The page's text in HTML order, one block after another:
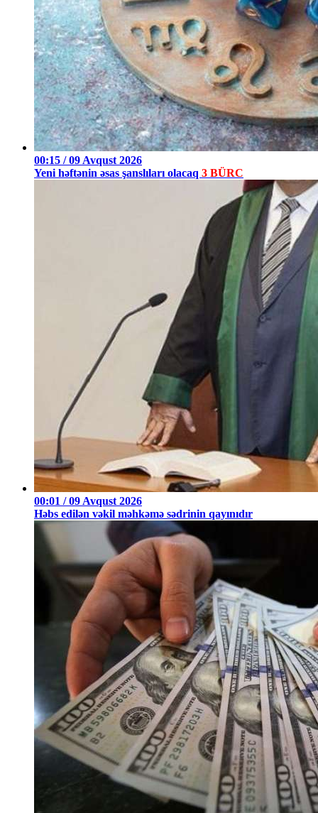
00:15 / 09 Avqust 2026
Yeni həftənin əsas şanslıları olacaq 3 BÜRC
00:01 / 09 Avqust 2026
Həbs edilən vəkil məhkəmə sədrinin qayınıdır